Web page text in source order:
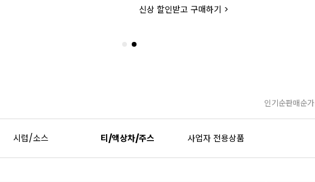
신상 할인받고 구매하기 >
인기순판매순
시럽/소스 티/액상차/주스 사업자 전용상품